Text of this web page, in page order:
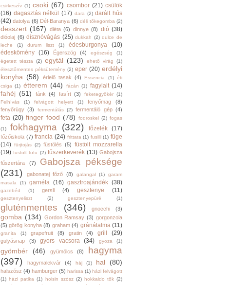
csirkeszív (1) csoki (67) csombor (21) csülök
(16) dagasztás nélkül (17) dara (2) darált hús
(42) datolya (6) Dél-Baranya (6) déli tőkegomba (2)
desszert (167) diéta (6) dinnye (8) dió (38)
dióolaj (6) disznóvágás (25) dukkah (2) dulce de
leche
(1) durum liszt (1) édesburgonya
(10)
édeskömény (16) Égerszög (4) egészség
(1)
égetett tészta
(2) egytál (123) ehető virág
(1)
élesztőmentes péksütemény (2) eper (20) erdélyi
konyha (58) érlelő tasak (4) Essencia (1) éti
csiga (1) étterem (44) fácán (1) fagylalt (14)
fahéj (51) fánk (4) fasírt (3) feketegyökér (1)
Felhívás
(1) felvágott helyett (1) fenyőmag
(8)
fenyőrügy (3) fermentálás (2) fermentáló gép (4)
feta (20) finger food (78) fodroskel (2) fogas
(1)
fokhagyma (322) főzelék (17)
főzőiskola (7) francia (24) frittata (1) fusilli (1) füge
(14) fürjtojás (2) füstölés (5) füstölt mozzarella
(19) füstölt tofu (2) fűszerkeverék (13) Gabojsza
fűszertára
(7)
Gabojsza péksége
(231)
gabonatej főző (8) galangal (1)
garam
masala
(1) garnéla (16) gasztroajándék (38)
gazebéd (1) gersli (4) gesztenye (11)
gesztenyeliszt (2) gesztenyepüré (1)
gluténmentes (346) gnocchi (3)
gomba (134) Gordon Ramsay (3) gorgonzola
(5) görög konyha (8) graham (4) gránátalma (11)
granita (1) grapefruit (8) gratin (4) grill (29)
gulyásnap (3) gyors vacsora (34) gyoza (1)
gyömbér (46) gyümölcs (8)
hagyma
(397)
hagymalekvár (4) háj (1) hal (80)
halszósz (4) hamburger (5) harissa (1) házi felvágott
(1) házi patika (1) hoisin szósz (2) hokkaido tök (2)